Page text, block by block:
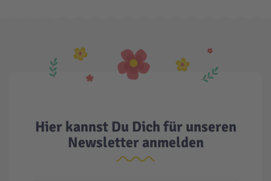
Hier kannst Du Dich für unseren
Newsletter anmelden